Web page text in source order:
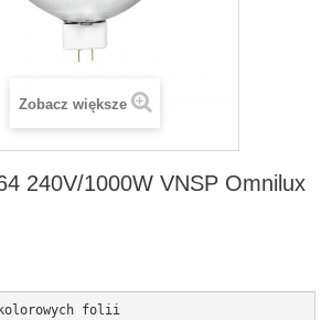
Zobacz większe
240V/1000W VNSP Omnilux
folii